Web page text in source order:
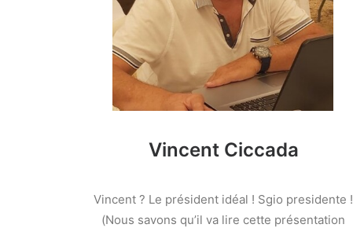
Vincent Ciccada
Vincent ? Le président idéal ! Sgio presidente !
(Nous savons qu’il va lire cette présentation